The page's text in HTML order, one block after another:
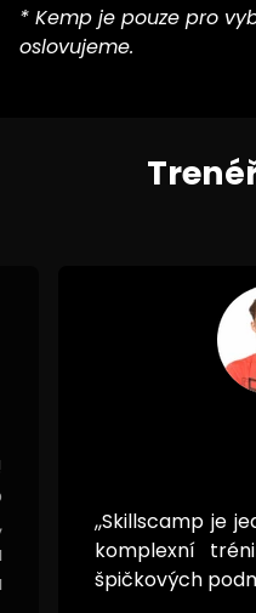
* Kemp je pouze pro
oslovujeme.
,,Skillscamp je
komplexní
špičkových